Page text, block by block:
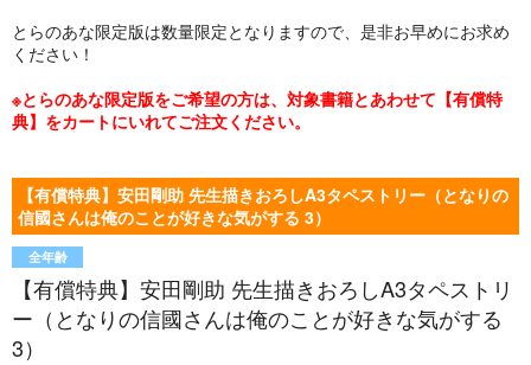
とらのあな限定版は数量限定となりますので、是非お早めにお求め
ください！
※とらのあな限定版をご希望の方は、対象書籍とあわせて【有償特
典】をカートにいれてご注文ください。
【有償特典】安田剛助 先生描きおろしA3タペストリー（となりの
信國さんは俺のことが好きな気がする 3）
全年齢
【有償特典】安田剛助 先生描きおろしA3タペストリ
ー（となりの信國さんは俺のことが好きな気がする
3）